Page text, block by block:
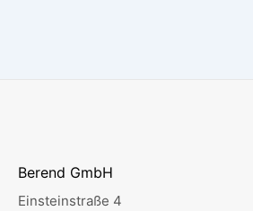
Berend GmbH
Einsteinstraße 4